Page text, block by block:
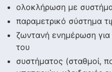
ολοκλήρωση με
παραμετρικό σύστημα
ζωντανή ενημέρωση για
του
συστήματος (σταθμοί,